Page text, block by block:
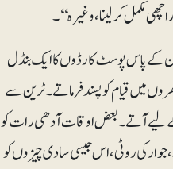
مکمل کرلینا، وغیرہ‘‘۔
کے پاس پوسٹ کارڈوں کا ایک بنڈل
میں قیام کو پسند فرماتے۔ ٹرین سے
کے لیے آتے۔ بعض اوقات آدھی رات کو
کی روٹی، اس جیسی سادی چیزوں کو